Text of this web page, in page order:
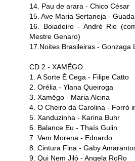
14. Pau de arara - Chico César
15. Ave Maria Sertaneja -
16. Boiadeiro - André Rio
Mestre Genaro)
17.Noites Brasileiras - Gonzaga
CD 2 - XAMÊGO
1. A Sorte É Cega - Filipe Catto
2. Orélia - Ylana Queiroga
3. Xamêgo - Maria Alcina
4. O Cheiro da Carolina - Forró
5. Xanduzinha - Karina Buhr
6. Balance Eu - Thaís Gulin
7. Vem Morena - Ednardo
8. Cintura Fina - Gaby
9. Qui Nem Jiló - Angela RoRo